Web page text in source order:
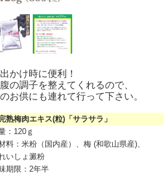
かけ時に便利！
の調子を整えてくれるので、
お供にも連れて行って下さい。
熟梅肉エキス(粒)「サラサラ」
：120ｇ
料：米粉（国内産）、梅 (和歌山県産)、
いしょ澱粉
期限：2年半